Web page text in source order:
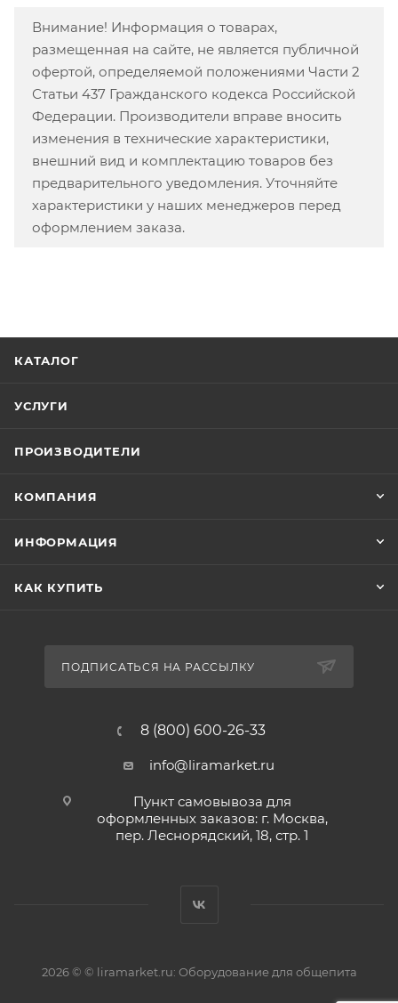
Внимание! Информация о товарах,
размещенная на сайте, не является публичной
офертой, определяемой положениями Части 2
Статьи 437 Гражданского кодекса Российской
Федерации. Производители вправе вносить
изменения в технические характеристики,
внешний вид и комплектацию товаров без
предварительного уведомления. Уточняйте
характеристики у наших менеджеров перед
оформлением заказа.
КАТАЛОГ
УСЛУГИ
ПРОИЗВОДИТЕЛИ
КОМПАНИЯ
ИНФОРМАЦИЯ
КАК КУПИТЬ
ПОДПИСАТЬСЯ НА РАССЫЛКУ
8 (800) 600-26-33
info@liramarket.ru
Пункт самовывоза для
оформленных заказов: г. Москва,
пер. Леснорядский, 18, стр. 1
2026 © © liramarket.ru: Оборудование для общепита